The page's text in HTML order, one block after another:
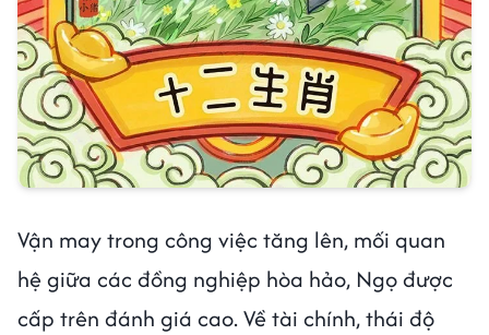
Vận may trong công việc tăng lên, mối quan
hệ giữa các đồng nghiệp hòa hảo, Ngọ được
cấp trên đánh giá cao. Về tài chính, thái độ